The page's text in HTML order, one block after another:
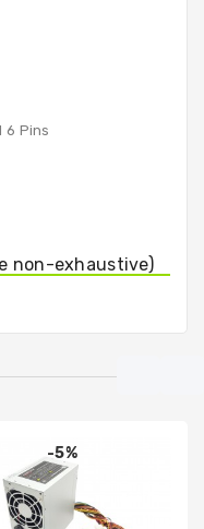
6 Pins
non-exhaustive)
-5%